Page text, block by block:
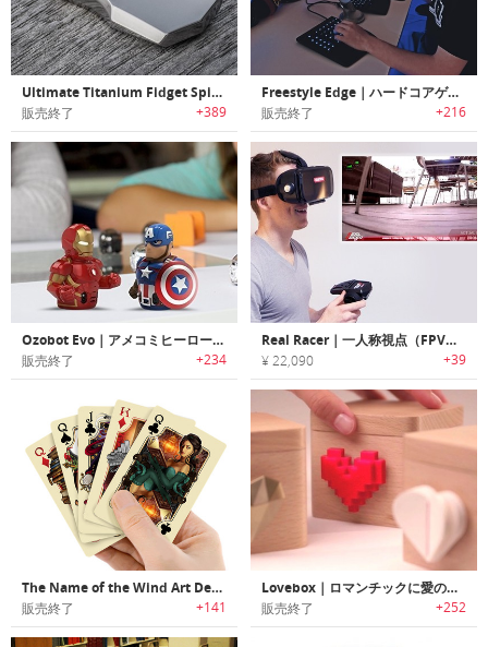
Ultimate Titanium Fidget Spinner｜オールチタン製フィジッティングスピナー
販売終了 +389
Freestyle Edge｜ハードコアゲーマー用にデザインされたゲーミング用スプリットキーボード「フリースタイルエッジ」
販売終了 +216
Ozobot Evo｜アメコミヒーローと遊びながらSTEM教育可能なスマートロボットトイ
販売終了 +234
Real Racer｜一人称視点（FPV）のドライビング経験ができるRCカー「リアルレーサー」
¥ 22,090 +39
The Name of the Wind Art Deck｜大人気ファンタジー小説「The Name of the Wind」カードセット
販売終了 +141
Lovebox｜ロマンチックに愛のメッセージを伝えられるメッセージボックス「ラブボックス」
販売終了 +252